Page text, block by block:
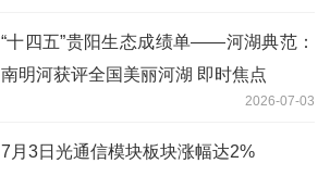
“十四五”贵阳生态成绩单——河湖典范：
南明河获评全国美丽河湖 即时焦点
2026-07-03
7月3日光通信模块板块涨幅达2%